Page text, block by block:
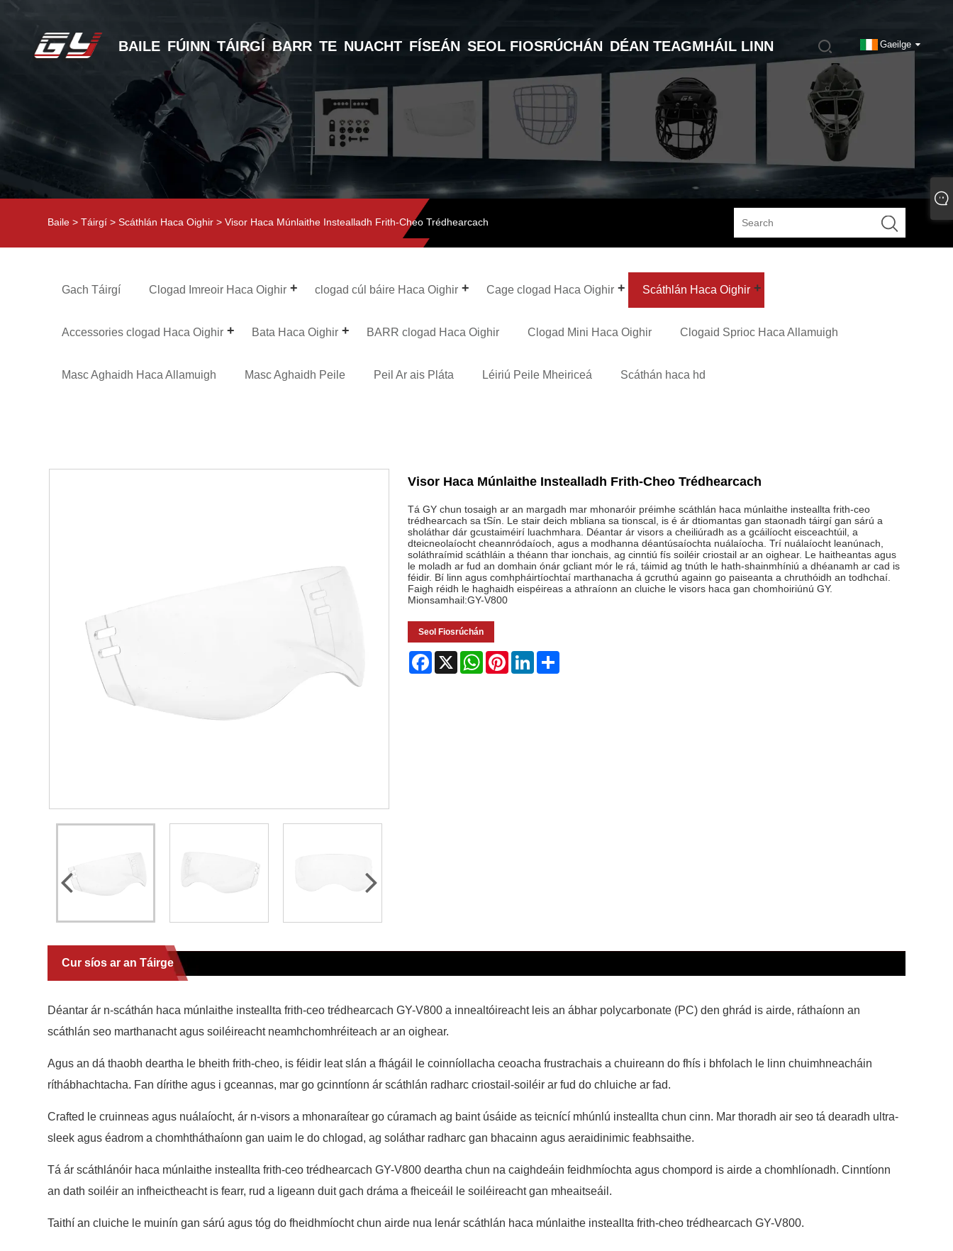
Gaeilge
BAILE FÚINN TÁIRGÍ BARR TE NUACHT FÍSEÁN SEOL FIOSRÚCHÁN DÉAN TEAGMHÁIL LINN
Baile > Táirgí >Scáthlán Haca Oighir > Visor Haca Múnlaithe Instealladh Frith-Cheo Trédhearcach
Gach Táirgí Clogad Imreoir Haca Oighir clogad cúl báire Haca Oighir Cage clogad Haca Oighir Scáthlán Haca Oighir
Accessories clogad Haca Oighir Bata Haca Oighir BARR clogad Haca Oighir Clogad Mini Haca Oighir Clogaid Sprioc Haca Allamuigh
Masc Aghaidh Haca Allamuigh Masc Aghaidh Peile Peil Ar ais Pláta Léiriú Peile Mheiriceá Scáthán haca hd
Visor Haca Múnlaithe Instealladh Frith-Cheo Trédhearcach
Tá GY chun tosaigh ar an margadh mar mhonaróir préimhe scáthlán haca múnlaithe insteallta frith-ceo
trédhearcach sa tSín. Le stair deich mbliana sa tionscal, is é ár dtiomantas gan staonadh táirgí gan sárú a
sholáthar dár gcustaiméirí luachmhara. Déantar ár visors a cheiliúradh as a gcáilíocht eisceachtúil, a
dteicneolaíocht cheannródaíoch, agus a modhanna déantúsaíochta nuálaíocha. Trí nuálaíocht leanúnach,
soláthraímid scáthláin a théann thar ionchais, ag cinntiú fís soiléir criostail ar an oighear. Le haitheantas agus
le moladh ar fud an domhain ónár gcliant mór le rá, táimid ag tnúth le hath-shainmhíniú a dhéanamh ar cad is
féidir. Bí linn agus comhpháirtíochtaí marthanacha á gcruthú againn go paiseanta a chruthóidh an todhchaí.
Faigh réidh le haghaidh eispéireas a athraíonn an cluiche le visors haca gan chomhoiriúnú GY.
Mionsamhail:GY-V800
Seol Fiosrúchán
Facebook
X WhatsAppPinterestLinkedIn
Cur síos ar an Táirge
Déantar ár n-scáthán haca múnlaithe insteallta frith-ceo trédhearcach GY-V800 a innealtóireacht leis an ábhar polycarbonate (PC) den ghrád is airde, ráthaíonn an
scáthlán seo marthanacht agus soiléireacht neamhchomhréiteach ar an oighear.
Agus an dá thaobh deartha le bheith frith-cheo, is féidir leat slán a fhágáil le coinníollacha ceoacha frustrachais a chuireann do fhís i bhfolach le linn chuimhneacháin
ríthábhachtacha. Fan dírithe agus i gceannas, mar go gcinntíonn ár scáthlán radharc criostail-soiléir ar fud do chluiche ar fad.
Crafted le cruinneas agus nuálaíocht, ár n-visors a mhonaraítear go cúramach ag baint úsáide as teicnící mhúnlú insteallta chun cinn. Mar thoradh air seo tá dearadh ultra-
sleek agus éadrom a chomhtháthaíonn gan uaim le do chlogad, ag soláthar radharc gan bhacainn agus aeraidinimic feabhsaithe.
Tá ár scáthlánóir haca múnlaithe insteallta frith-ceo trédhearcach GY-V800 deartha chun na caighdeáin feidhmíochta agus chompord is airde a chomhlíonadh. Cinntíonn
an dath soiléir an infheictheacht is fearr, rud a ligeann duit gach dráma a fheiceáil le soiléireacht gan mheaitseáil.
Taithí an cluiche le muinín gan sárú agus tóg do fheidhmíocht chun airde nua lenár scáthlán haca múnlaithe insteallta frith-cheo trédhearcach GY-V800.